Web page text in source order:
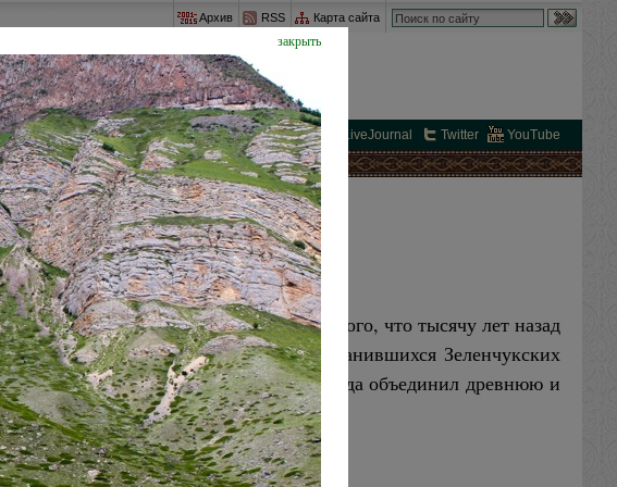
Архив RSS Карта сайта
вКонтакте FaceBook LiveJournal Twitter YouTube
ЗАБЫЛИ
однако это не так: свидетельства того, что тысячу лет назад
не говоря уже о прекрасно сохранившихся Зеленчукских
нашего путешествия-крестного года объединил древнюю и
на вершину Тотура
закрыть